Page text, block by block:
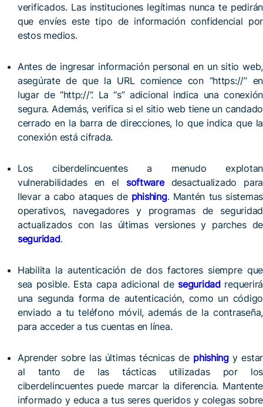
verificados. Las instituciones legítimas nunca te pedirán
que envíes este tipo de información confidencial por
estos medios.
Antes de ingresar información personal en un sitio web,
asegúrate de que la URL comience con “https://” en
lugar de “http://”. La “s” adicional indica una conexión
segura. Además, verifica si el sitio web tiene un candado
cerrado en la barra de direcciones, lo que indica que la
conexión está cifrada.
Los ciberdelincuentes a menudo explotan
vulnerabilidades en el softwaredesactualizado para
llevar a cabo ataques de phishing. Mantén tus sistemas
operativos, navegadores y programas de seguridad
actualizados con las últimas versiones y parches de
seguridad.
Habilita la autenticación de dos factores siempre que
sea posible. Esta capa adicional de seguridadrequerirá
una segunda forma de autenticación, como un código
enviado a tu teléfono móvil, además de la contraseña,
para acceder a tus cuentas en línea.
Aprender sobre las últimas técnicas de phishing y estar
al tanto de las tácticas utilizadas por los
ciberdelincuentes puede marcar la diferencia. Mantente
informado y educa a tus seres queridos y colegas sobre